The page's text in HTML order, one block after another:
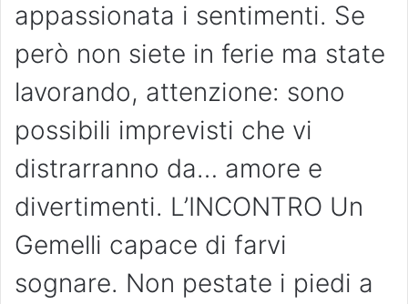
appassionata i sentimenti. Se
però non siete in ferie ma state
lavorando, attenzione: sono
possibili imprevisti che vi
distrarranno da… amore e
divertimenti. L’INCONTRO Un
Gemelli capace di farvi
sognare. Non pestate i piedi a